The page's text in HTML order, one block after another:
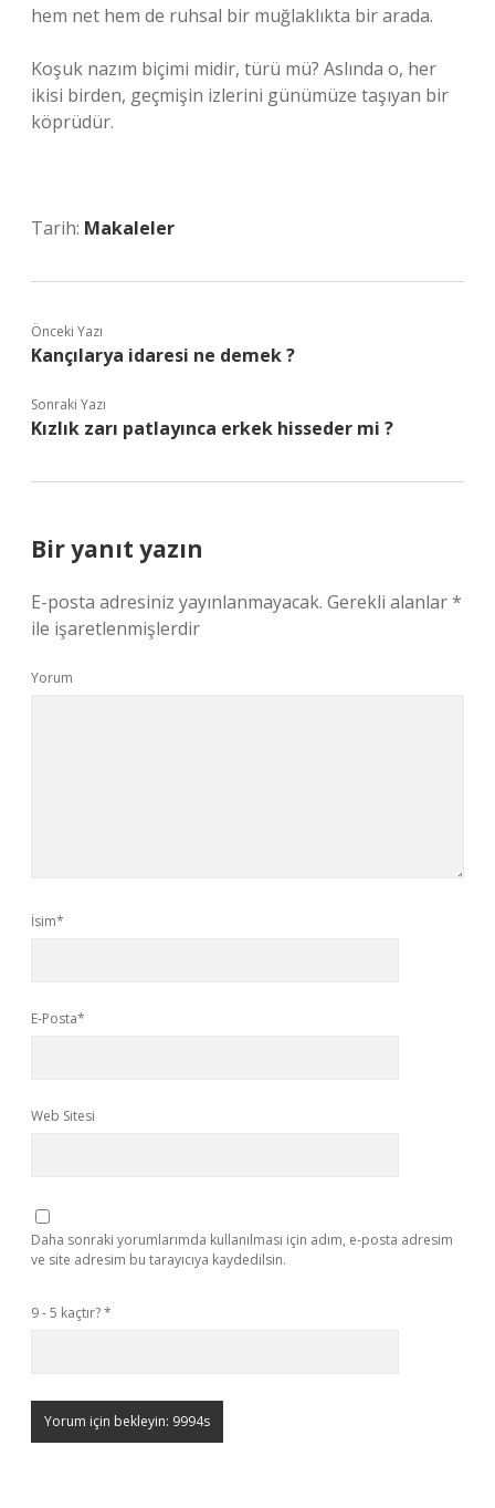
hem net hem de ruhsal bir muğlaklıkta bir arada.
Koşuk nazım biçimi midir, türü mü? Aslında o, her
ikisi birden, geçmişin izlerini günümüze taşıyan bir
köprüdür.
Tarih: Makaleler
Önceki Yazı
Kançılarya idaresi ne demek ?
Sonraki Yazı
Kızlık zarı patlayınca erkek hisseder mi ?
Bir yanıt yazın
E-posta adresiniz yayınlanmayacak. Gerekli alanlar*
ile işaretlenmişlerdir
Yorum
İsim*
E-Posta*
Web Sitesi
Daha sonraki yorumlarımda kullanılması için adım, e-posta adresim
ve site adresim bu tarayıcıya kaydedilsin.
9 - 5 kaçtır?*